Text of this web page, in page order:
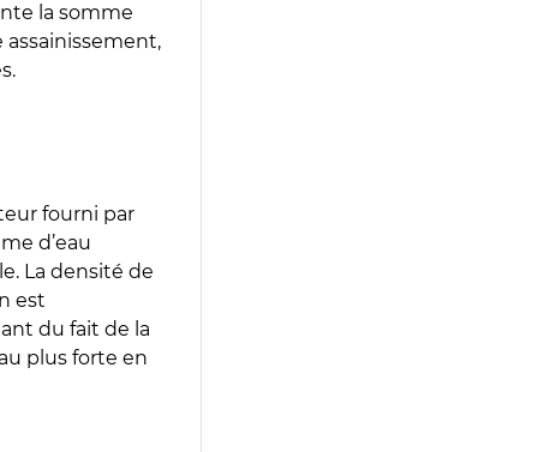
la somme
fourni par
d’eau
La densité de
est
du fait de la
plus forte en